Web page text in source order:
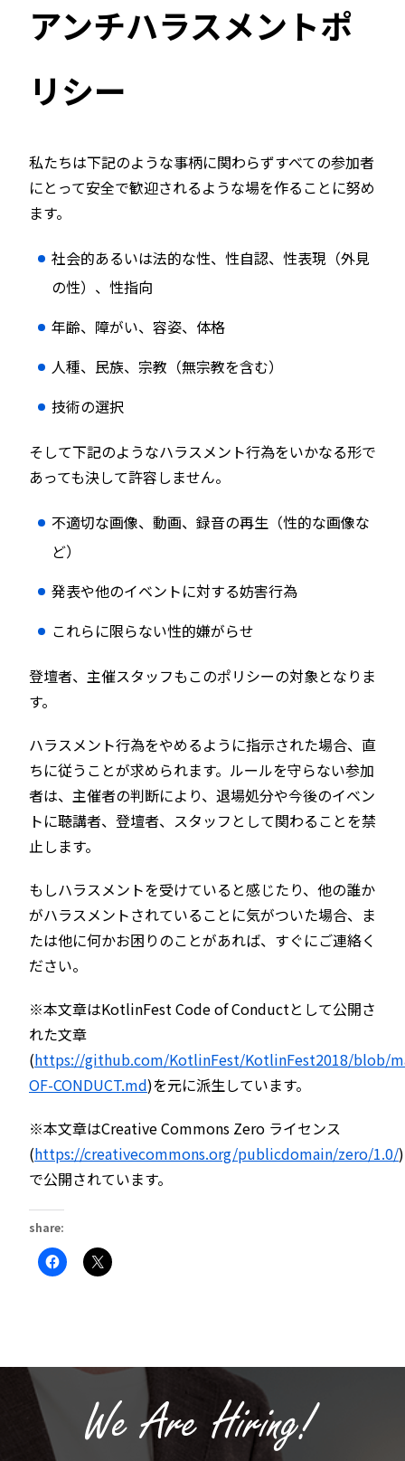
アンチハラスメントポ
リシー
私たちは下記のような事柄に関わらずすべての参加者
にとって安全で歓迎されるような場を作ることに努め
ます。
社会的あるいは法的な性、性自認、性表現（外見
の性）、性指向
年齢、障がい、容姿、体格
人種、民族、宗教（無宗教を含む）
技術の選択
そして下記のようなハラスメント行為をいかなる形で
あっても決して許容しません。
不適切な画像、動画、録音の再生（性的な画像な
ど）
発表や他のイベントに対する妨害行為
これらに限らない性的嫌がらせ
登壇者、主催スタッフもこのポリシーの対象となりま
す。
ハラスメント行為をやめるように指示された場合、直
ちに従うことが求められます。ルールを守らない参加
者は、主催者の判断により、退場処分や今後のイベン
トに聴講者、登壇者、スタッフとして関わることを禁
止します。
もしハラスメントを受けていると感じたり、他の誰か
がハラスメントされていることに気がついた場合、ま
たは他に何かお困りのことがあれば、すぐにご連絡く
ださい。
※本文章はKotlinFest Code of Conductとして公開さ
れた文章
(https://github.com/KotlinFest/KotlinFest2018/blob/
OF-CONDUCT.md)を元に派生しています。
※本文章はCreative Commons Zero ライセンス
(https://creativecommons.org/publicdomain/zero/1.0/)
で公開されています。
share:
Facebook
で
リ
ク
リ
有
(新
い
ウ
ィ
ン